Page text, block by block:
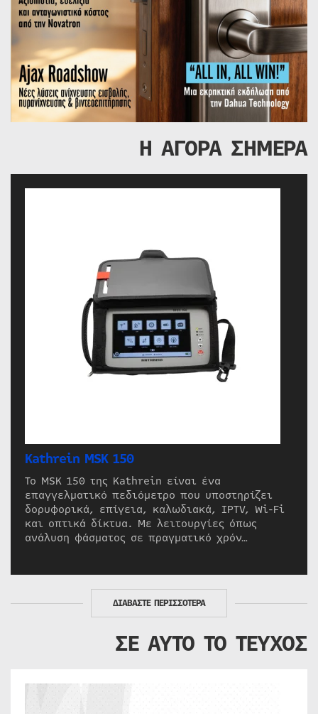
Η ΑΓΟΡΑ ΣΗΜΕΡΑ
Kathrein MSK 150
Το MSK 150 της Kathrein είναι ένα
επαγγελματικό πεδιόμετρο που υποστηρίζει
δορυφορικά, επίγεια, καλωδιακά, IPTV, Wi-Fi
και οπτικά δίκτυα. Με λειτουργίες όπως
ανάλυση φάσματος σε πραγματικό χρόν…
ΔΙΑΒΑΣΤΕ ΠΕΡΙΣΣΟΤΕΡΑ
ΣΕ ΑΥΤΟ ΤΟ ΤΕΥΧΟΣ